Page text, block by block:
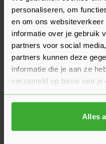
personaliseren, om
en om ons
informatie over je gebruik
partners voor social
partners kunnen deze
informatie die je aan ze
verzameld op basis van je
Alles
GB
stuks
Nu 0,50per
Verkrijgbaar